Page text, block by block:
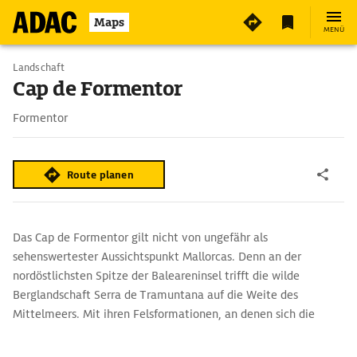
Maps MENÜ
Landschaft
Cap de Formentor
Formentor
Route planen
Das Cap de Formentor gilt nicht von ungefähr als
sehenswertester Aussichtspunkt Mallorcas. Denn an der
nordöstlichsten Spitze der Baleareninsel trifft die wilde
Berglandschaft Serra de Tramuntana auf die Weite des
Mittelmeers. Mit ihren Felsformationen, an denen sich die